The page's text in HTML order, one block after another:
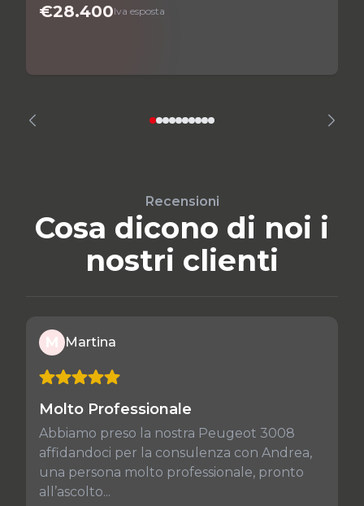
€28.400Iva esposta
Recensioni
Cosa dicono di noi i
nostri clienti
M Martina
Molto Professionale
Abbiamo preso la nostra Peugeot 3008
affidandoci per la consulenza con Andrea,
una persona molto professionale, pronto
all’ascolto...